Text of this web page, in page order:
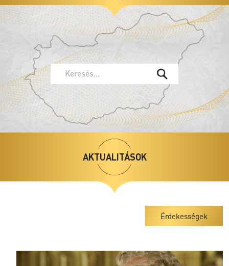
Tóka Ágoston és Kéméndi Tamás közös
Orgona és harmonika
Nyíregyháza, Magyarok Nagyasszonya-társszékesegyház
Keresés...
AKTUALITÁSOK
Érdekességek